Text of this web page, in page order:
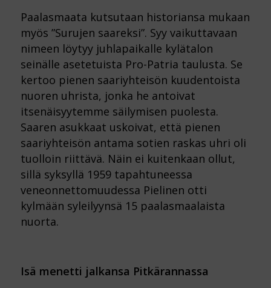
Paalasmaata kutsutaan historiansa mukaan
myös ”Surujen saareksi”. Syy vaikuttavaan
nimeen löytyy juhlapaikalle kylätalon
seinälle asetetuista Pro-Patria taulusta. Se
kertoo pienen saariyhteisön kuudentoista
nuoren uhrista, jonka he antoivat
itsenäisyytemme säilymisen puolesta.
Saaren asukkaat uskoivat, että pienen
saariyhteisön antama sotien raskas uhri oli
tuolloin riittävä. Näin ei kuitenkaan ollut,
sillä syksyllä 1959 tapahtuneessa
veneonnettomuudessa Pielinen otti
kylmään syleilyynsä 15 paalasmaalaista
nuorta.
Isä menetti jalkansa Pitkärannassa